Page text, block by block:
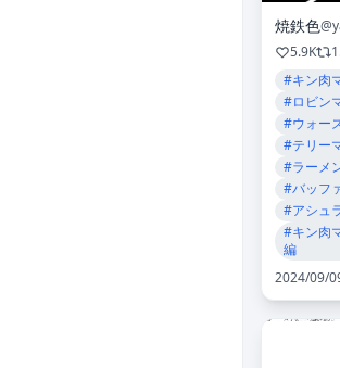
焼鉄色
5.9K
#キン肉
#ロビン
#ウォー
#テリー
#ラーメ
#バッフ
#アシュ
#キン肉
編
2024/09/